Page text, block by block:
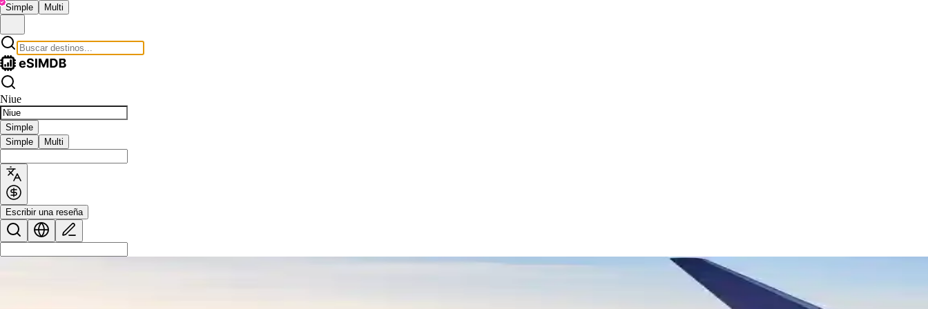
Simple Multi
Niue
Simple
Simple
Multi
Escribir una reseña